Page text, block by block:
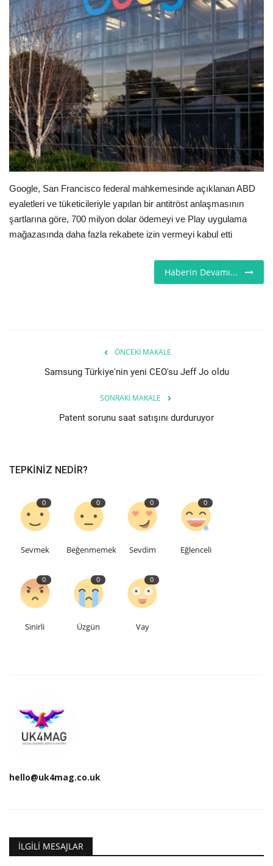
Londra
İngiltere
İş & Ekonomi
Videolar
Pazaryeri
Firma Rehberi
Restoranlar
Google, San Francisco federal mahkemesinde açıklanan ABD
eyaletleri ve tüketicileriyle yapılan bir antitröst anlaşmasının
şartlarına göre, 700 milyon dolar ödemeyi ve Play uygulama
mağazasında daha fazla rekabete izin vermeyi kabul etti
Haberin Devamı...
ÖNCEKI MAKALE
Samsung Türkiye'nin yeni CEO'su Jeff Jo oldu
SONRAKI MAKALE
Patent sorunu saat satışını durduruyor
TEPKINIZ NEDIR?
0
Sevmek
0
Beğenmemek
0
Sevdim
0
Eğlenceli
0
Sinirli
0
Üzgün
0
Vay
hello@uk4mag.co.uk
İLGILI MESAJLAR